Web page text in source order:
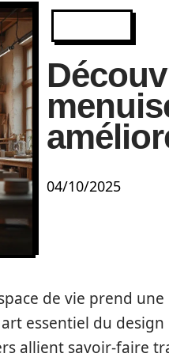
04/10/2025
de vie prend
essentiel du
allient savoir-faire